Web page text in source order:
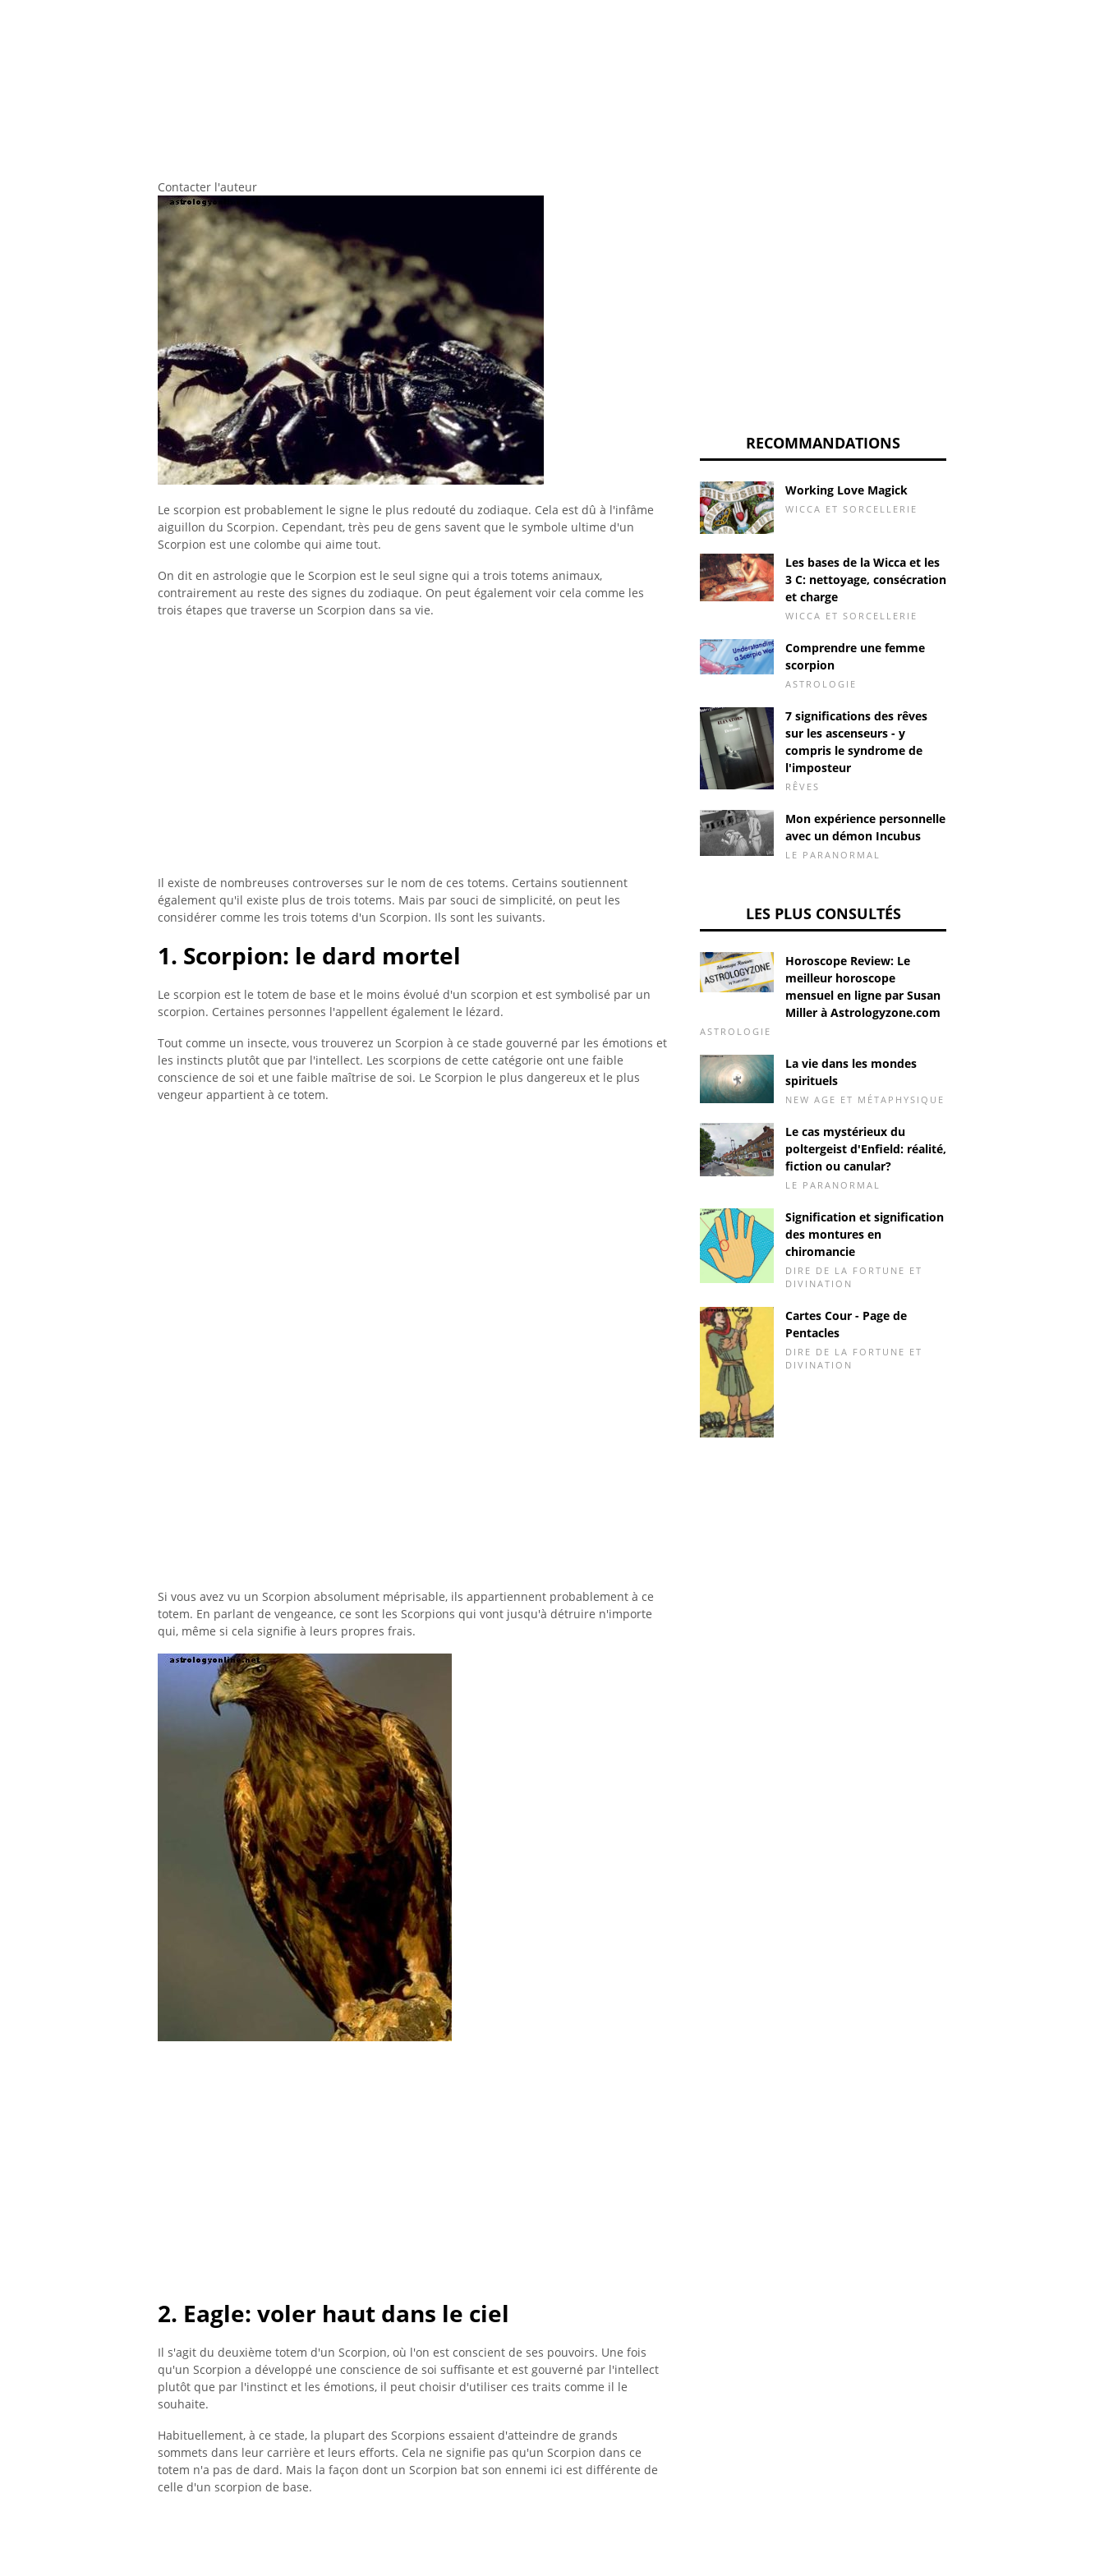
Contacter l'auteur
Le scorpion est probablement le signe le plus redouté du zodiaque. Cela est dû à l'infâme
aiguillon du Scorpion. Cependant, très peu de gens savent que le symbole ultime d'un
Scorpion est une colombe qui aime tout.
On dit en astrologie que le Scorpion est le seul signe qui a trois totems animaux,
contrairement au reste des signes du zodiaque. On peut également voir cela comme les
trois étapes que traverse un Scorpion dans sa vie.
Il existe de nombreuses controverses sur le nom de ces totems. Certains soutiennent
également qu'il existe plus de trois totems. Mais par souci de simplicité, on peut les
considérer comme les trois totems d'un Scorpion. Ils sont les suivants.
1. Scorpion: le dard mortel
Le scorpion est le totem de base et le moins évolué d'un scorpion et est symbolisé par un
scorpion. Certaines personnes l'appellent également le lézard.
Tout comme un insecte, vous trouverez un Scorpion à ce stade gouverné par les émotions et
les instincts plutôt que par l'intellect. Les scorpions de cette catégorie ont une faible
conscience de soi et une faible maîtrise de soi. Le Scorpion le plus dangereux et le plus
vengeur appartient à ce totem.
Si vous avez vu un Scorpion absolument méprisable, ils appartiennent probablement à ce
totem. En parlant de vengeance, ce sont les Scorpions qui vont jusqu'à détruire n'importe
qui, même si cela signifie à leurs propres frais.
2. Eagle: voler haut dans le ciel
Il s'agit du deuxième totem d'un Scorpion, où l'on est conscient de ses pouvoirs. Une fois
qu'un Scorpion a développé une conscience de soi suffisante et est gouverné par l'intellect
plutôt que par l'instinct et les émotions, il peut choisir d'utiliser ces traits comme il le
souhaite.
Habituellement, à ce stade, la plupart des Scorpions essaient d'atteindre de grands
sommets dans leur carrière et leurs efforts. Cela ne signifie pas qu'un Scorpion dans ce
totem n'a pas de dard. Mais la façon dont un Scorpion bat son ennemi ici est différente de
celle d'un scorpion de base.
RECOMMANDATIONS
Working Love Magick
WICCA ET SORCELLERIE
Les bases de la Wicca et les
3 C: nettoyage, consécration
et charge
WICCA ET SORCELLERIE
Comprendre une femme
scorpion
ASTROLOGIE
7 significations des rêves
sur les ascenseurs - y
compris le syndrome de
l'imposteur
RÊVES
Mon expérience personnelle
avec un démon Incubus
LE PARANORMAL
LES PLUS CONSULTÉS
Horoscope Review: Le
meilleur horoscope
mensuel en ligne par Susan
Miller à Astrologyzone.com
ASTROLOGIE
La vie dans les mondes
spirituels
NEW AGE ET MÉTAPHYSIQUE
Le cas mystérieux du
poltergeist d'Enfield: réalité,
fiction ou canular?
LE PARANORMAL
Signification et signification
des montures en
chiromancie
DIRE DE LA FORTUNE ET
DIVINATION
Cartes Cour - Page de
Pentacles
DIRE DE LA FORTUNE ET
DIVINATION